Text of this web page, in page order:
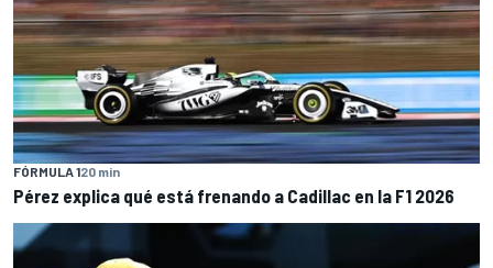
FÓRMULA 120 min
Pérez explica qué está frenando a Cadillac en la F1 2026